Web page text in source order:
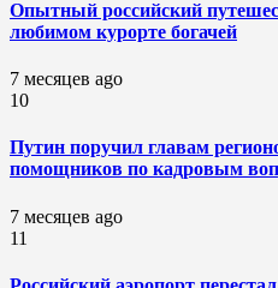
Опытный российский
любимом курорте богачей
7 месяцев ago
10
Путин поручил главам
помощников по кадровым
7 месяцев ago
11